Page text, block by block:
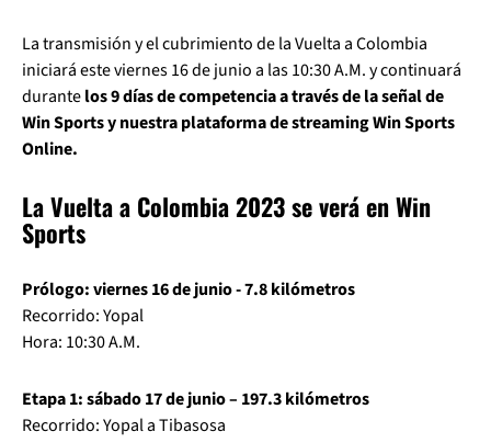
La transmisión y el cubrimiento de la Vuelta a Colombia
iniciará este viernes 16 de junio a las 10:30 A.M. y continuará
durantelos 9 días de competencia a través de la señal de
Win Sports y nuestra plataforma de streaming Win Sports
Online.
La Vuelta a Colombia 2023 se verá en Win
Sports
Prólogo: viernes 16 de junio - 7.8 kilómetros
Recorrido: Yopal
Hora: 10:30 A.M.
Etapa 1: sábado 17 de junio – 197.3 kilómetros
Recorrido: Yopal a Tibasosa